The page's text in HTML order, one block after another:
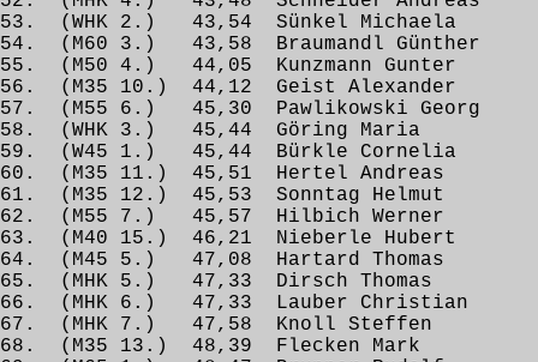
53. (WHK 2.) 43,54 Sünkel Michaela
54. (M60 3.) 43,58 Braumandl
55. (M50 4.) 44,05 Kunzmann Gunter
56. (M35 10.) 44,12 Geist Alexander
57. (M55 6.) 45,30 Pawlikowski Georg
58. (WHK 3.) 45,44 Göring Maria
59. (W45 1.) 45,44 Bürkle Cornelia
60. (M35 11.) 45,51 Hertel Andreas
61. (M35 12.) 45,53 Sonntag Helmut
62. (M55 7.) 45,57 Hilbich Werner
63. (M40 15.) 46,21 Nieberle Hubert
64. (M45 5.) 47,08 Hartard
65. (MHK 5.) 47,33 Dirsch Thomas
66. (MHK 6.) 47,33 Lauber Christian
67. (MHK 7.) 47,58 Knoll Steffen
68. (M35 13.) 48,39 Flecken